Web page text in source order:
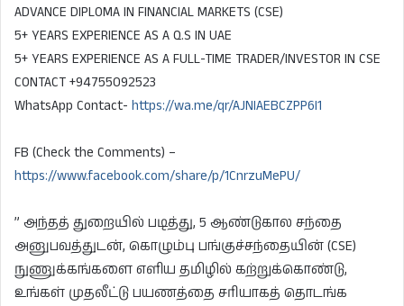
ADVANCE DIPLOMA IN FINANCIAL MARKETS (CSE)
5+ YEARS EXPERIENCE AS A Q.S IN UAE
5+ YEARS EXPERIENCE AS A FULL-TIME TRADER/INVESTOR IN CSE
CONTACT +94755092523
WhatsApp Contact- https://wa.me/qr/AJNIAEBCZPP6I1
FB (Check the Comments) –
https://www.facebook.com/share/p/1CnrzuMePU/
” அந்தத் துறையில் படித்து, 5 ஆண்டுகால சந்தை
அனுபவத்துடன், கொழும்பு பங்குச்சந்தையின் (CSE)
நுணுக்கங்களை எளிய தமிழில் கற்றுக்கொண்டு,
உங்கள் முதலீட்டு பயணத்தை சரியாகத் தொடங்க